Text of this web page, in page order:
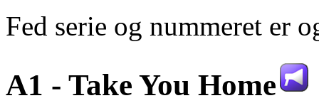
Fed serie og nummeret er
A1 - Take You Home